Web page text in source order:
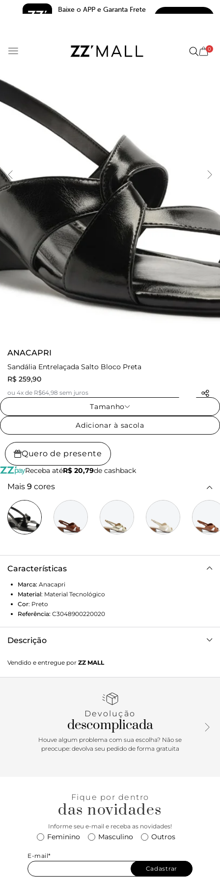
Baixe o APP e Garanta Frete
0
ANACAPRI
Sandália Entrelaçada Salto Bloco Preta
R$ 259,90
ou 4x de R$64,98 sem juros
Tamanho
Adicionar à sacola
Quero de presente
Receba atéR$ 20,79de cashback
Mais 9 cores
Características
Marca: Anacapri
Material: Material Tecnológico
Cor: Preto
Referência: C3048900220020
Descrição
e imponente apresenta cabedal com duas tiras largas
entrelaçadas que se cruzam sobre os dedos e peito de pé.
possui palmilha nude contornada em pespontos delicados
e descolada, a sandália de salto em bloco médio será a sua
primeira escolha para curtir momentos incríveis! De calce
fácil, ela traz frescor e estabilidade para os seus pés, sem
contar com o charme das tiras entrelaçadas no cabedal. O
Vendido e entregue por ZZ MALL
Devolução
descomplicada
Houve algum problema com sua escolha? Não se
preocupe: devolva seu pedido de forma gratuita
Fique por dentro
das novidades
Informe seu e-mail e receba as novidades!
Feminino Masculino Outros
E-mail*
Cadastrar